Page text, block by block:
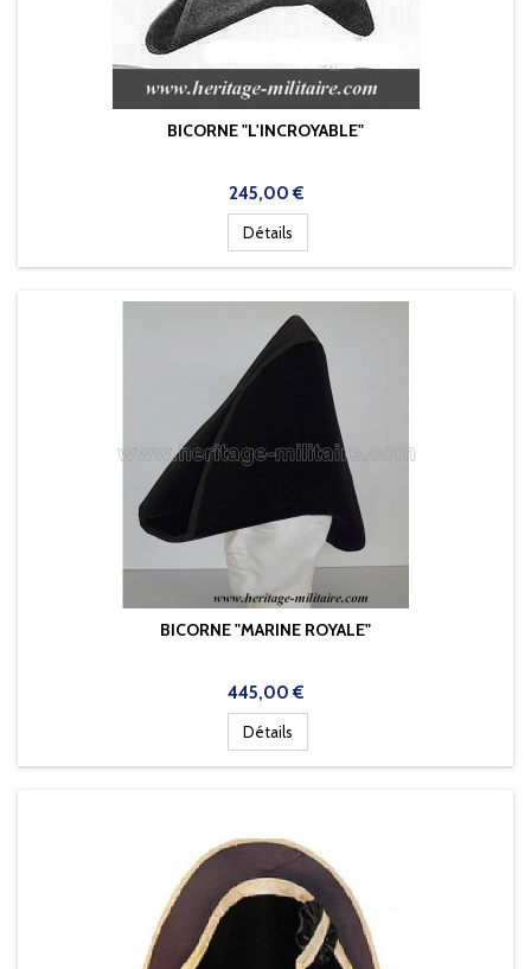
BICORNE "L'INCROYABLE"
Prix
245,00 €
Détails
BICORNE "MARINE ROYALE"
Prix
445,00 €
Détails